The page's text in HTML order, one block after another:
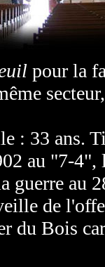
pour la
: 33 ans.
au "7-4",
guerre au
de
du Bois